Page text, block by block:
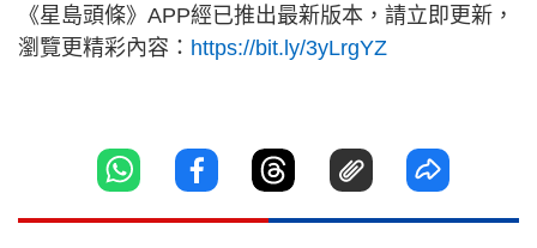
《星島頭條》APP經已推出最新版本，請立即更新，
瀏覽更精彩內容： https://bit.ly/3yLrgYZ